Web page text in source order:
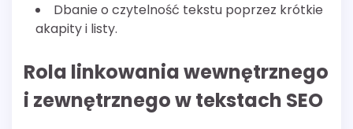
Dbanie o czytelność tekstu poprzez krótkie
akapity i listy.
Rola linkowania wewnętrznego
i zewnętrznego w tekstach SEO